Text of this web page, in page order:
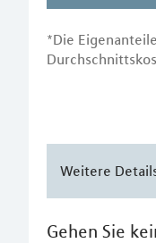
*Die
Weitere
Gehen Sie